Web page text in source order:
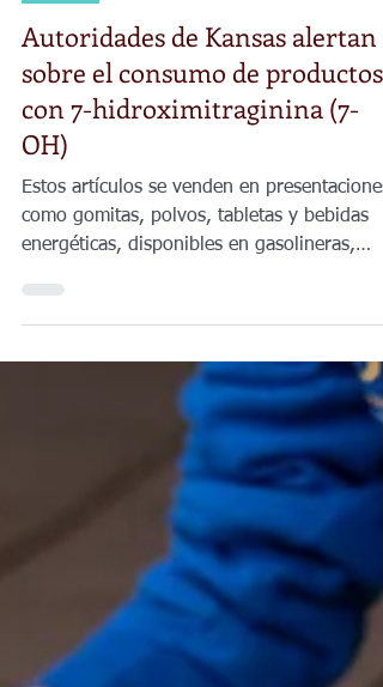
Planeta Venus
24 sept 2025
2 min de lectura
Estatal
Autoridades de Kansas alertan
sobre el consumo de productos
con 7-hidroximitraginina (7-
OH)
energéticas, disponibles en gasolineras,
tiendas de conveniencia, “smoke shops” y